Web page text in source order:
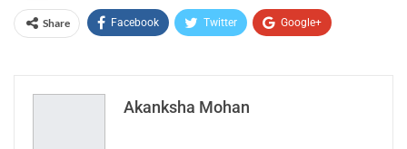
Share Facebook Twitter Google+
Email
Akanksha Mohan